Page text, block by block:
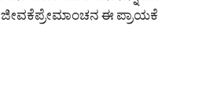
ಈ ಪ್ರಾಯಕೆ